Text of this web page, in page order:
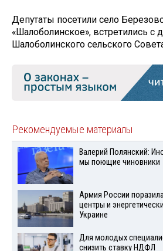
Депутаты посетили село
«Шалоболинское», встретились с
Шалоболинского сельского
Рекомендуемые материалы
Валерий Полянский:
мы поющие чиновники
Армия России
центры и
Украине
Для молодых
снизить ставку НДФЛ